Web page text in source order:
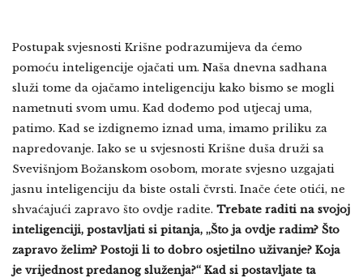
Postupak svjesnosti Krišne podrazumijeva da ćemo
pomoću inteligencije ojačati um. Naša dnevna sadhana
služi tome da ojačamo inteligenciju kako bismo se mogli
nametnuti svom umu. Kad dođemo pod utjecaj uma,
patimo. Kad se izdignemo iznad uma, imamo priliku za
napredovanje. Iako se u svjesnosti Krišne duša druži sa
Svevišnjom Božanskom osobom, morate svjesno uzgajati
jasnu inteligenciju da biste ostali čvrsti. Inače ćete otići, ne
shvaćajući zapravo što ovdje radite. Trebate raditi na svojoj
inteligenciji, postavljati si pitanja, „Što ja ovdje radim? Što
zapravo želim? Postoji li to dobro osjetilno uživanje? Koja
je vrijednost predanog služenja?“ Kad si postavljate ta